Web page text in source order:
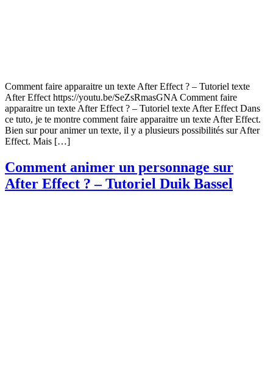
Comment faire apparaitre un texte After Effect ? – Tutoriel texte
After Effect https://youtu.be/SeZsRmasGNA Comment faire
apparaitre un texte After Effect ? – Tutoriel texte After Effect Dans
ce tuto, je te montre comment faire apparaitre un texte After Effect.
Bien sur pour animer un texte, il y a plusieurs possibilités sur After
Effect. Mais […]
Comment animer un personnage sur
After Effect ? – Tutoriel Duik Bassel